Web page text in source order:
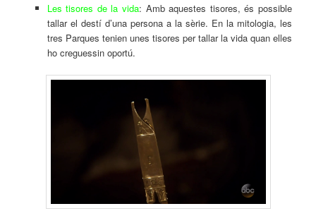
Les tisores de la vida: Amb aquestes tisores, és possible
tallar el destí d’una persona a la sèrie. En la mitologia, les
tres Parques tenien unes tisores per tallar la vida quan elles
ho creguessin oportú.